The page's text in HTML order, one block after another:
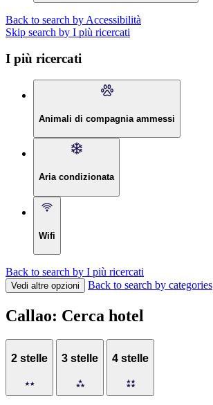
Back to search by Accessibilità
Skip search by I più ricercati
I più ricercati
Animali di compagnia ammessi
Aria condizionata
Wifi
Back to search by I più ricercati
Vedi altre opzioni Back to search by categories
Callao: Cerca hotel
2 stelle 3 stelle 4 stelle